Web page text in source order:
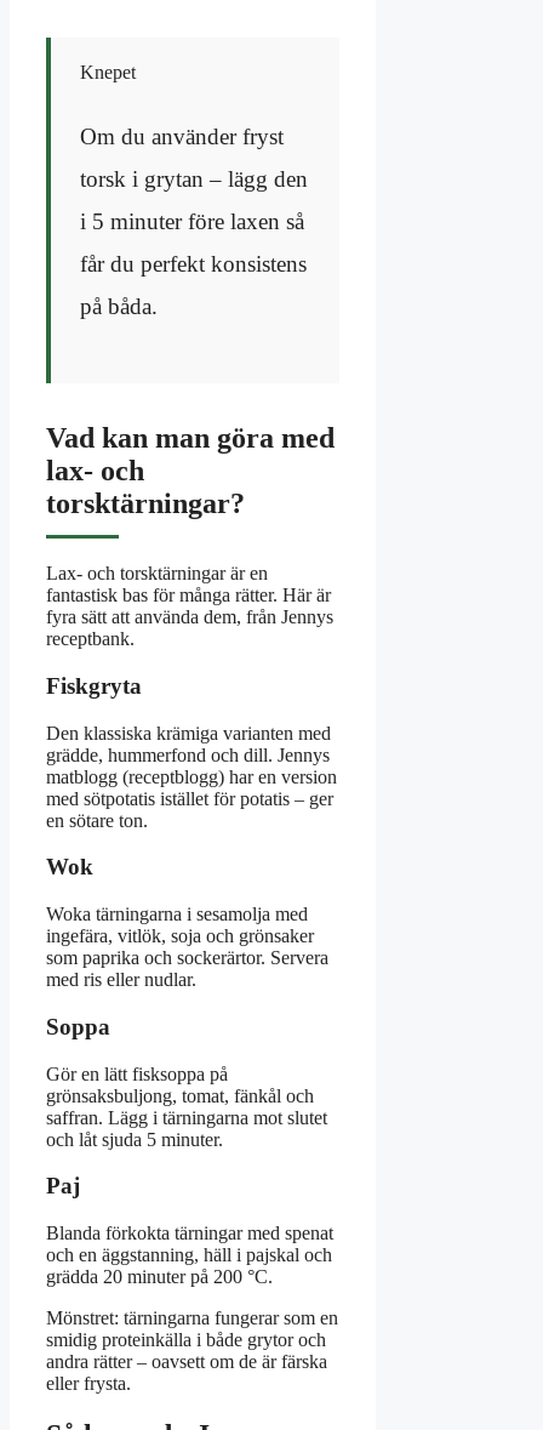
Knepet
Om du använder fryst
torsk i grytan – lägg den
i 5 minuter före laxen så
får du perfekt konsistens
på båda.
Vad kan man göra med
lax- och
torsktärningar?
Lax- och torsktärningar är en
fantastisk bas för många rätter. Här är
fyra sätt att använda dem, från Jennys
receptbank.
Fiskgryta
Den klassiska krämiga varianten med
grädde, hummerfond och dill. Jennys
matblogg (receptblogg) har en version
med sötpotatis istället för potatis – ger
en sötare ton.
Wok
Woka tärningarna i sesamolja med
ingefära, vitlök, soja och grönsaker
som paprika och sockerärtor. Servera
med ris eller nudlar.
Soppa
Gör en lätt fisksoppa på
grönsaksbuljong, tomat, fänkål och
saffran. Lägg i tärningarna mot slutet
och låt sjuda 5 minuter.
Paj
Blanda förkokta tärningar med spenat
och en äggstanning, häll i pajskal och
grädda 20 minuter på 200 °C.
Mönstret: tärningarna fungerar som en
smidig proteinkälla i både grytor och
andra rätter – oavsett om de är färska
eller frysta.